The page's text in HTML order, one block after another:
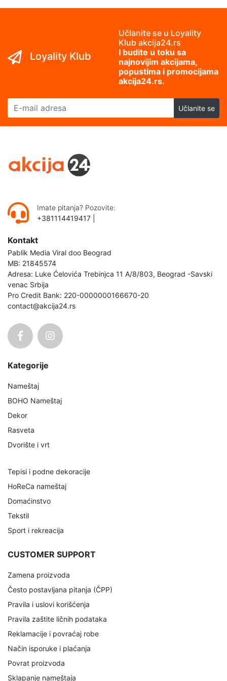
Loyality Klub
Učlanite se u Loyality
Klub akcija24.rs
I budite u toku sa
najnovijim akcijama,
popustima i promocijama
akcija24.rs.
E-mail adresa
Učlanite se
Imate pitanja? Pozovite:
+381114419417
Kontakt
Pablik Media Viral doo Beograd
MB: 21845574
Adresa: Luke Ćelovića Trebinjca 11 A/8/803, Beograd -Savski
venac Srbija
Pro Credit Bank: 220-0000000166670-20
contact@akcija24.rs
Kategorije
Nameštaj
BOHO Nameštaj
Dekor
Rasveta
Dvorište i vrt
Tepisi i podne dekoracije
HoReCa nameštaj
Domaćinstvo
Tekstil
Sport i rekreacija
CUSTOMER SUPPORT
Zamena proizvoda
Često postavljana pitanja (ČPP)
Pravila i uslovi korišćenja
Pravila zaštite ličnih podataka
Reklamacije i povraćaj robe
Način isporuke i plaćanja
Povrat proizvoda
Sklapanje nameštaja